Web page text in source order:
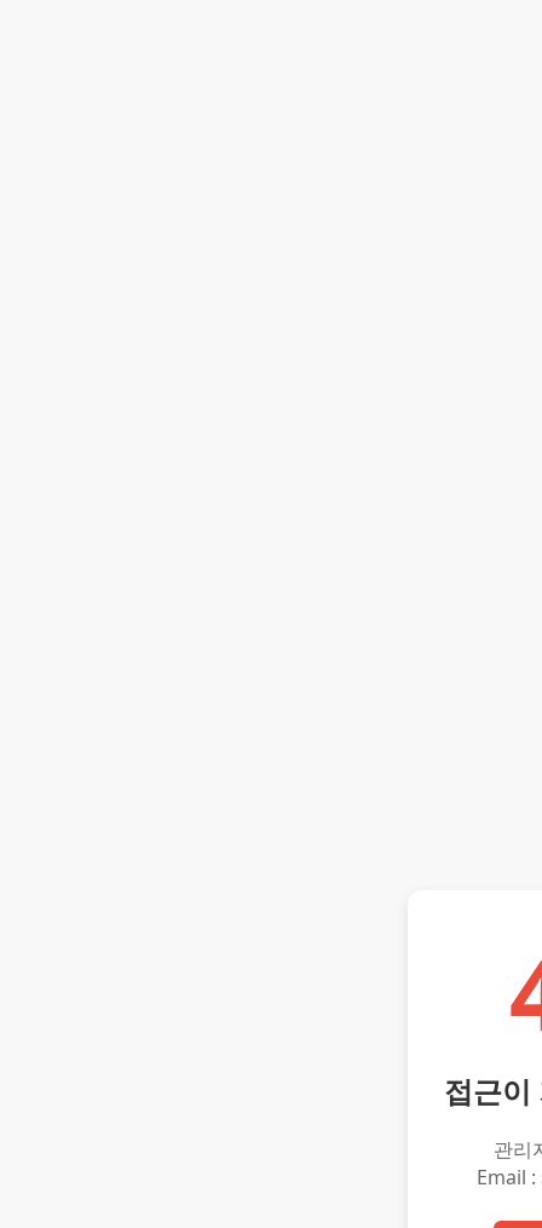
접근이
관리
Email